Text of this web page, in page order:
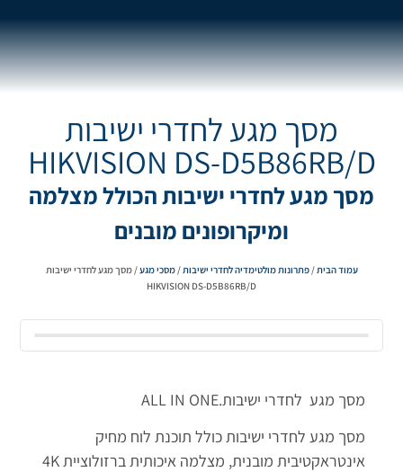
מסך מגע לחדרי ישיבות
HIKVISION DS-D5B86RB/D
מסך מגע לחדרי ישיבות הכולל מצלמה
ומיקרופונים מובנים
עמוד הבית /פתרונות מולטימדיה לחדרי ישיבות /מסכי מגע/ מסך מגע לחדרי ישיבות
HIKVISION DS-D5B86RB/D
מסך מגע לחדרי ישיבות.ALL IN ONE
מסך מגע לחדרי ישיבות כולל תוכנת לוח מחיק
אינטראקטיבית מובנית, מצלמה איכותית ברזולוציית 4K